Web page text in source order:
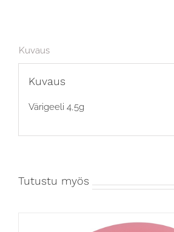
Kuvaus
Kuvaus
Värigeeli 4,5g
Tutustu myös